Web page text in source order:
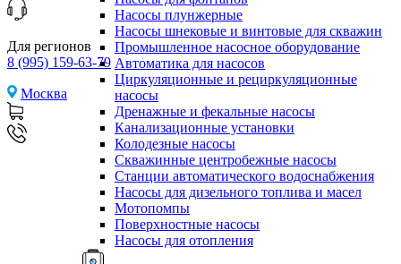
Для регионов
8 (995) 159-63-79
Москва
Насосы плунжерные
Насосы шнековые и винтовые для скважин
Промышленное насосное оборудование
Автоматика для насосов
Циркуляционные и рециркуляционные
насосы
Дренажные и фекальные насосы
Канализационные установки
Колодезные насосы
Скважинные центробежные насосы
Станции автоматического водоснабжения
Насосы для дизельного топлива и масел
Мотопомпы
Поверхностные насосы
Насосы для отопления